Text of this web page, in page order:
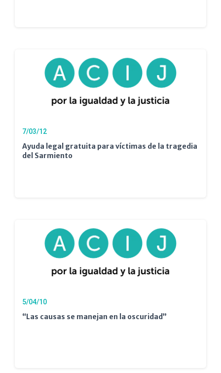
7/03/12
Ayuda legal gratuita para víctimas de la tragedia
del Sarmiento
5/04/10
“Las causas se manejan en la oscuridad”